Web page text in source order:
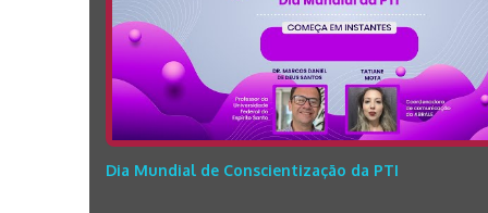
Dia Mundial de Conscientização da PTI